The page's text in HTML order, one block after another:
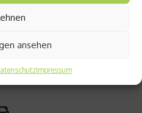
ansehen
Impressum
Seit Mitte
Beiträge dieser Serie
grundig-klinik.de